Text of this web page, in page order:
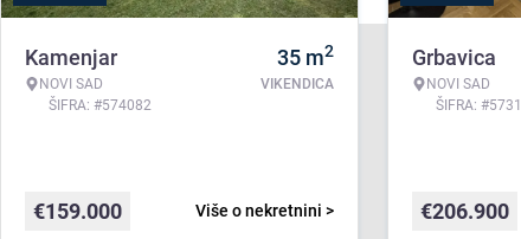
Kamenjar
NOVI SAD
ŠIFRA: #574082
35 m2
VIKENDICA
Više o nekretnini >
€159.000
Grbavica
NOVI SAD
ŠIFRA:
€206.900